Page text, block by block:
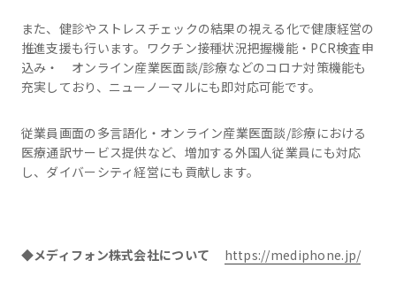
また、健診やストレスチェックの結果の視える化で健康経営の
推進支援も行います。ワクチン接種状況把握機能・PCR検査申
込み・ オンライン産業医面談/診療などのコロナ対策機能も
充実しており、ニューノーマルにも即対応可能です。
従業員画面の多言語化・オンライン産業医面談/診療における
医療通訳サービス提供など、増加する外国人従業員にも対応
し、ダイバーシティ経営にも貢献します。
◆メディフォン株式会社について https://mediphone.jp/